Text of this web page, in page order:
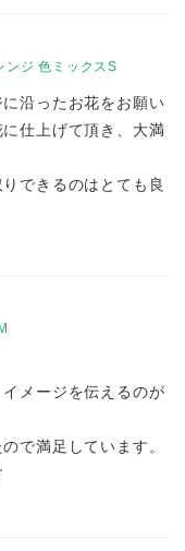
ンジ 色ミックスS
沿ったお花をお願い
仕上げて頂き、大満
できるのはとても良
メージを伝えるのが
で満足しています。